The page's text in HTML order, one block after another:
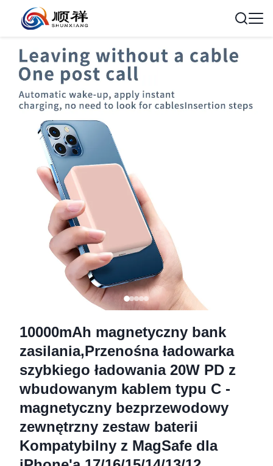
10000mAh magnetyczny bank
zasilania,Przenośna ładowarka
szybkiego ładowania 20W PD z
wbudowanym kablem typu C -
magnetyczny bezprzewodowy
zewnętrzny zestaw baterii
Kompatybilny z MagSafe dla